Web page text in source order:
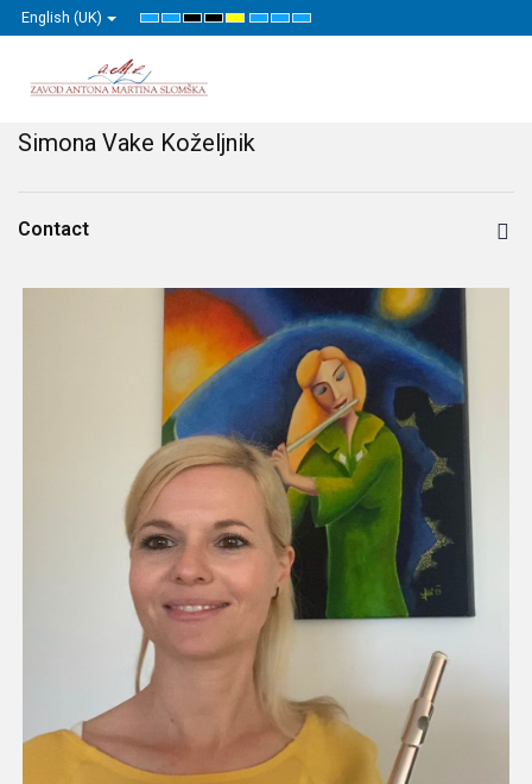
English (UK)
Default
mode
Night
mode
High
Contrast
mode
High
Contrast
High
Contrast
Set
Smaller
Set
Default
Set
Larger
Simona Vake Koželjnik
Contact